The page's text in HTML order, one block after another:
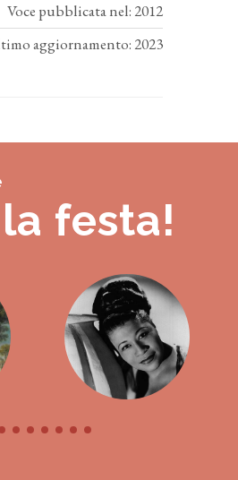
Voce pubblicata nel: 2012
aggiornamento: 2023
festa!